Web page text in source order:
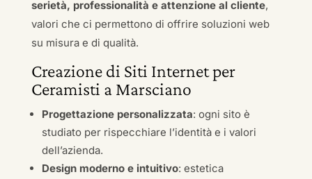
serietà, professionalità e attenzione al cliente,
valori che ci permettono di offrire soluzioni web
su misura e di qualità.
Creazione di Siti Internet per
Ceramisti a Marsciano
Progettazione personalizzata: ogni sito è
studiato per rispecchiare l’identità e i valori
dell’azienda.
Design moderno e intuitivo: estetica